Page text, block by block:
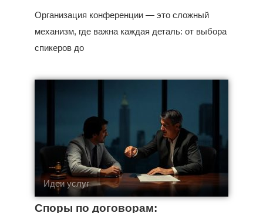
Организация конференции — это сложный
механизм, где важна каждая деталь: от выбора
спикеров до
Идеи услуг
Споры по договорам: